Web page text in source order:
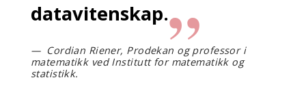
datavitenskap.
Cordian Riener, Prodekan og professor i
matematikk ved Institutt for matematikk og
statistikk.